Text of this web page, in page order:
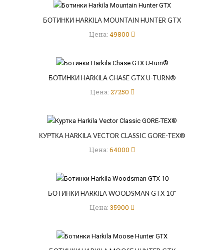
БОТИНКИ HARKILA MOUNTAIN HUNTER GTX
Цена: 49800
БОТИНКИ HARKILA CHASE GTX U-TURN®
Цена: 27250
КУРТКА HARKILA VECTOR CLASSIC GORE-TEX®
Цена: 64000
БОТИНКИ HARKILA WOODSMAN GTX 10"
Цена: 35900